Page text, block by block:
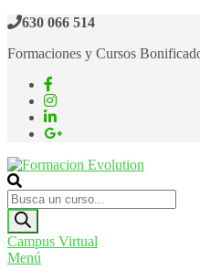
Saltar
contenido
630 066 514
Formaciones y Cursos
Formacion Evolution
Cursos de formación continua
Búsqueda
de
productos
Campus Virtual
Menú